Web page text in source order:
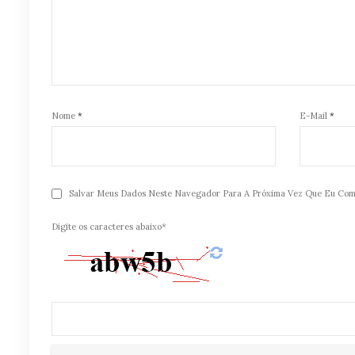
Nome * E-Mail*
Salvar Meus Dados Neste Navegador Para A Próxima Vez Que Eu
Digite os caracteres abaixo*